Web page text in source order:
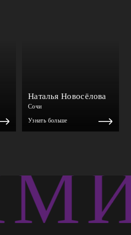
Наталья Новосёлова
Сочи
Узнать больше